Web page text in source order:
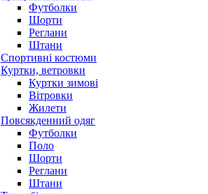
Футболки
Шорти
Реглани
Штани
Спортивні костюми
Куртки, ветровки
Куртки зимові
Вітровки
Жилети
Повсякденний одяг
Футболки
Поло
Шорти
Реглани
Штани